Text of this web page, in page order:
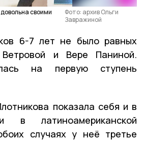
своими
Фото: архив Ольги
Завражиной
6-7 лет не было равных
и Вере Паниной.
на первую ступень
показала себя и в
в латиноамериканской
случаях у неё третье